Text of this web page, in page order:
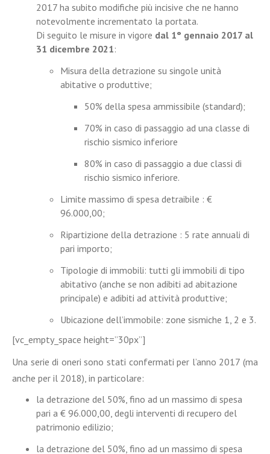
2017 ha subito modifiche più incisive che ne hanno
notevolmente incrementato la portata.
Di seguito le misure in vigore dal 1° gennaio 2017 al
31 dicembre 2021:
Misura della detrazione su singole unità
abitative o produttive;
50% della spesa ammissibile (standard);
70% in caso di passaggio ad una classe di
rischio sismico inferiore
80% in caso di passaggio a due classi di
rischio sismico inferiore.
Limite massimo di spesa detraibile : €
96.000,00;
Ripartizione della detrazione : 5 rate annuali di
pari importo;
Tipologie di immobili: tutti gli immobili di tipo
abitativo (anche se non adibiti ad abitazione
principale) e adibiti ad attività produttive;
Ubicazione dell’immobile: zone sismiche 1, 2 e 3.
[vc_empty_space height=”30px”]
Una serie di oneri sono stati confermati per l’anno 2017 (ma
anche per il 2018), in particolare:
la detrazione del 50%, fino ad un massimo di spesa
pari a € 96.000,00, degli interventi di recupero del
patrimonio edilizio;
la detrazione del 50%, fino ad un massimo di spesa